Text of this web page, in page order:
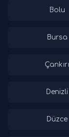
Bolu
Bursa
Çankırı
Denizli
Düzce